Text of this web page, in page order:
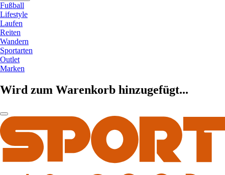
Fußball
Lifestyle
Laufen
Reiten
Wandern
Sportarten
Outlet
Marken
Wird zum Warenkorb hinzugefügt...